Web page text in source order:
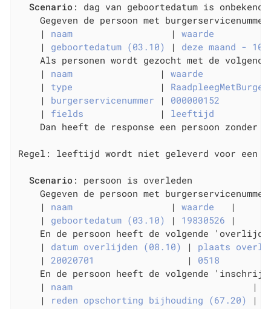
Scenario : dag van geboortedatum is onbekend
Gegeven de persoon met
    |
naam |
    |
geboortedatum (03.10) |
deze maand -
Als personen wordt gezocht met de
    |
naam |
    |
type |
    |
burgerservicenummer |
    |
fields |
Dan heeft de response een persoon zonder
Regel: leeftijd wordt niet geleverd voor een
Scenario : persoon is overleden
Gegeven de persoon met
    |
naam | waarde
|
    |
geboortedatum (03.10) | 19830526
|
En de persoon heeft de volgende
    |
datum overlijden (08.10) |
plaats
    |
20020701 |
En de persoon heeft de volgende
    |
naam |
    |
reden opschorting bijhouding (67.20) |